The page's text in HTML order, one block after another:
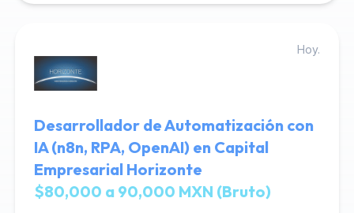
Hoy.
Desarrollador de Automatización con
IA (n8n, RPA, OpenAI) en Capital
Empresarial Horizonte
$80,000 a 90,000 MXN (Bruto)